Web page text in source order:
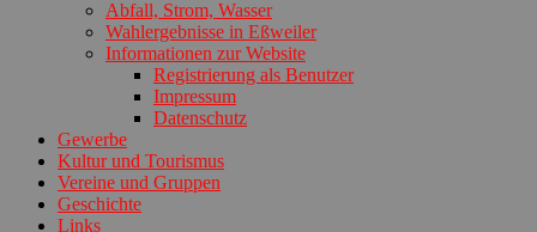
Abfall, Strom, Wasser
Wahlergebnisse in Eßweiler
Informationen zur Website
Registrierung als Benutzer
Impressum
Datenschutz
Gewerbe
Kultur und Tourismus
Vereine und Gruppen
Geschichte
Links